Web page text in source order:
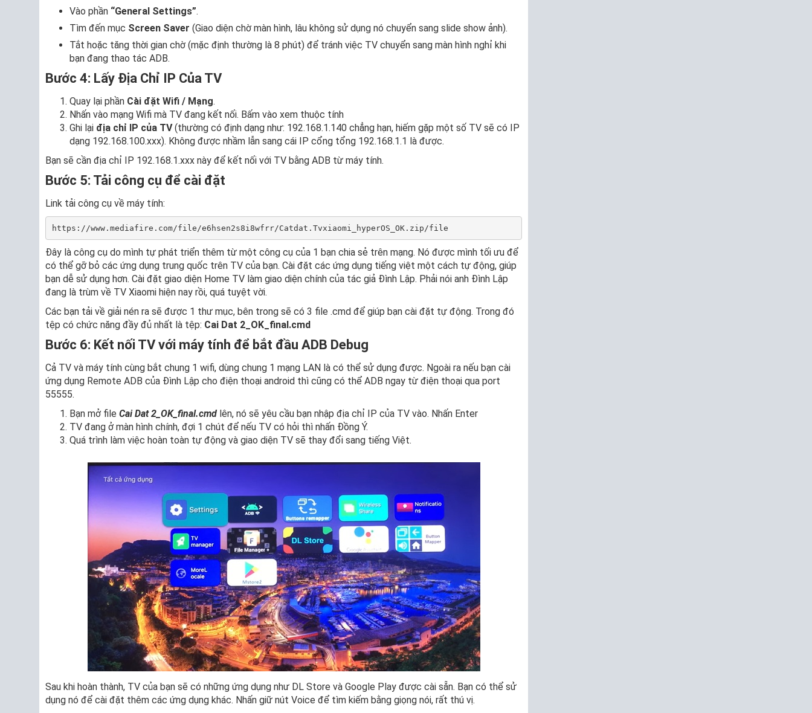
Vào phần “General Settings”.
Tìm đến mục Screen Saver (Giao diện chờ màn hình, lâu không sử dụng nó chuyển sang slide show ảnh).
Tắt hoặc tăng thời gian chờ (mặc định thường là 8 phút) để tránh việc TV chuyển sang màn hình nghỉ khi
bạn đang thao tác ADB.
Bước 4: Lấy Địa Chỉ IP Của TV
Quay lại phần Cài đặt Wifi / Mạng.
Nhấn vào mạng Wifi mà TV đang kết nối. Bấm vào xem thuộc tính
Ghi lại địa chỉ IP của TV(thường có định dạng như: 192.168.1.140 chẳng hạn, hiếm gặp một số TV sẽ có IP
dạng 192.168.100.xxx). Không được nhầm lẫn sang cái IP cổng tổng 192.168.1.1 là được.
Bạn sẽ cần địa chỉ IP 192.168.1.xxx này để kết nối với TV bằng ADB từ máy tính.
Bước 5: Tải công cụ để cài đặt
Link tải công cụ về máy tính:
https://www.mediafire.com/file/e6hsen2s8i8wfrr/Catdat.Tvxiaomi_hyperOS_OK.zip/file
Đây là công cụ do mình tự phát triển thêm từ một công cụ của 1 bạn chia sẻ trên mạng. Nó được mình tối ưu để
có thể gỡ bỏ các ứng dụng trung quốc trên TV của bạn. Cài đặt các ứng dụng tiếng việt một cách tự động, giúp
bạn dễ sử dụng hơn. Cài đặt giao diện Home TV làm giao diện chính của tác giả Đình Lập. Phải nói anh Đình Lập
đang là trùm về TV Xiaomi hiện nay rồi, quá tuyệt vời.
Các bạn tải về giải nén ra sẽ được 1 thư mục, bên trong sẽ có 3 file .cmd để giúp bạn cài đặt tự động. Trong đó
tệp có chức năng đầy đủ nhất là tệp: Cai Dat 2_OK_final.cmd
Bước 6: Kết nối TV với máy tính để bắt đầu ADB Debug
Cả TV và máy tính cùng bắt chung 1 wifi, dùng chung 1 mạng LAN là có thể sử dụng được. Ngoài ra nếu bạn cài
ứng dụng Remote ADB của Đình Lập cho điện thoại android thì cũng có thể ADB ngay từ điện thoại qua port
55555.
Bạn mở file Cai Dat 2_OK_final.cmd lên, nó sẽ yêu cầu bạn nhập địa chỉ IP của TV vào. Nhấn Enter
TV đang ở màn hình chính, đợi 1 chút để nếu TV có hỏi thì nhấn Đồng Ý.
Quá trình làm việc hoàn toàn tự động và giao diện TV sẽ thay đổi sang tiếng Việt.
Sau khi hoàn thành, TV của bạn sẽ có những ứng dụng như DL Store và Google Play được cài sẵn. Bạn có thể sử
dụng nó để cài đặt thêm các ứng dụng khác. Nhấn giữ nút Voice để tìm kiếm bằng giọng nói, rất thú vị.